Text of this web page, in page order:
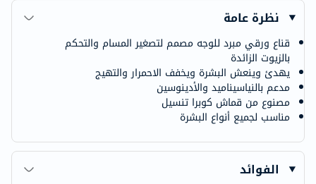
نظرة عامة
قناع ورقي مبرد للوجه مصمم لتصغير المسام والتحكم
بالزيوت الزائدة
يهدئ وينعش البشرة ويخفف الاحمرار والتهيج
مدعم بالنياسيناميد والأدينوسين
مصنوع من قماش كوبرا تنسيل
مناسب لجميع أنواع البشرة
الفوائد